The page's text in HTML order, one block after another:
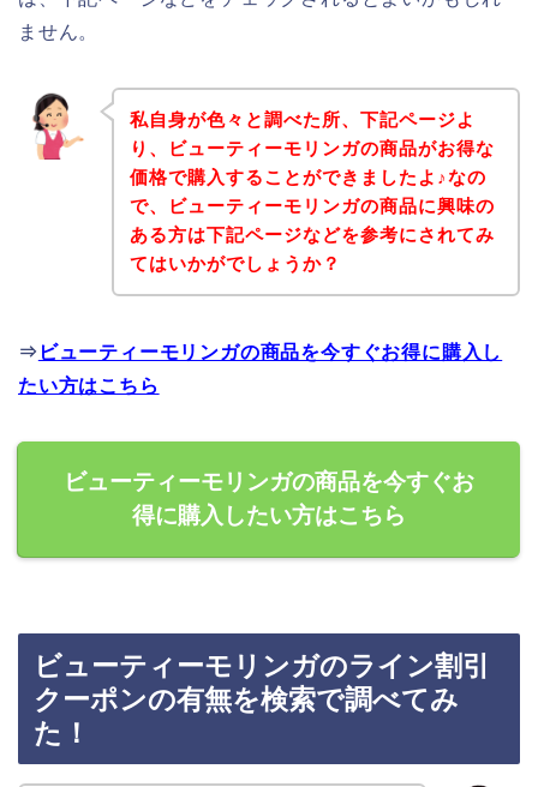
ません。
私自身が色々と調べた所、下記ページよ
り、ビューティーモリンガの商品がお得な
価格で購入することができましたよ♪なの
で、ビューティーモリンガの商品に興味の
ある方は下記ページなどを参考にされてみ
てはいかがでしょうか？
⇒ ビューティーモリンガの商品を今すぐお得に購入し
たい方はこちら
ビューティーモリンガの商品を今すぐお
得に購入したい方はこちら
ビューティーモリンガのライン割引
クーポンの有無を検索で調べてみ
た！